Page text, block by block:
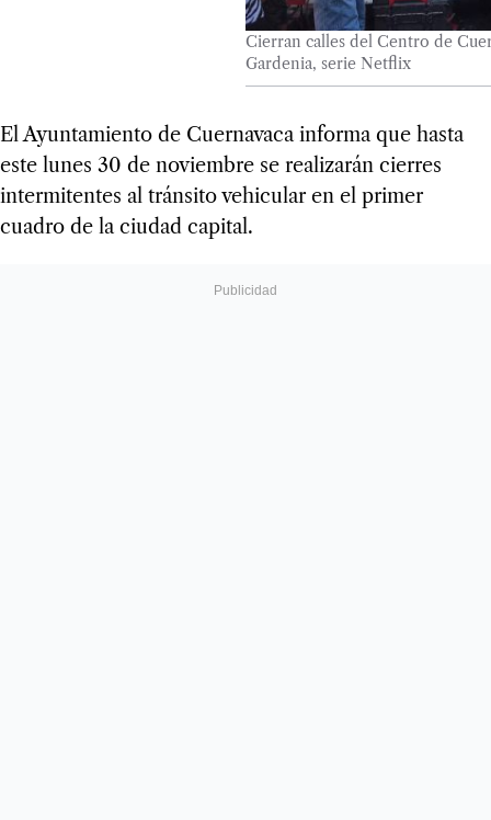
Cierran calles del Centro de
Gardenia, serie Netflix
El Ayuntamiento de Cuernavaca informa que hasta
este lunes 30 de noviembre se realizarán cierres
intermitentes al tránsito vehicular en el primer
cuadro de la ciudad capital.